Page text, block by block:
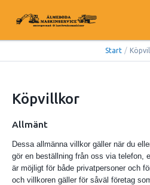
Start /
Köpvillkor
Allmänt
Dessa allmänna villkor gäller när du
gör en beställning från oss via telefon,
är möjligt för både privatpersoner och
och villkoren gäller för såväl företag